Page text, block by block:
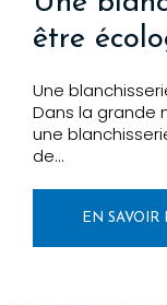
être
Une
Dans la grande
une
de…
EN SAVOIR